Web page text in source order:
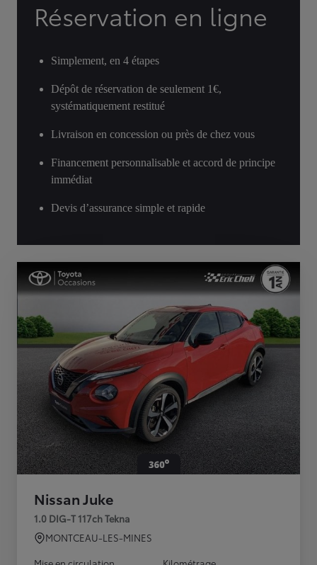
Réservation en ligne
Simplement, en 4 étapes
Dépôt de réservation de seulement 1€,
systématiquement restitué
Livraison en concession ou près de chez vous
Financement personnalisable et accord de principe
immédiat
Devis d’assurance simple et rapide
Nissan Juke
1.0 DIG-T 117ch Tekna
MONTCEAU-LES-MINES